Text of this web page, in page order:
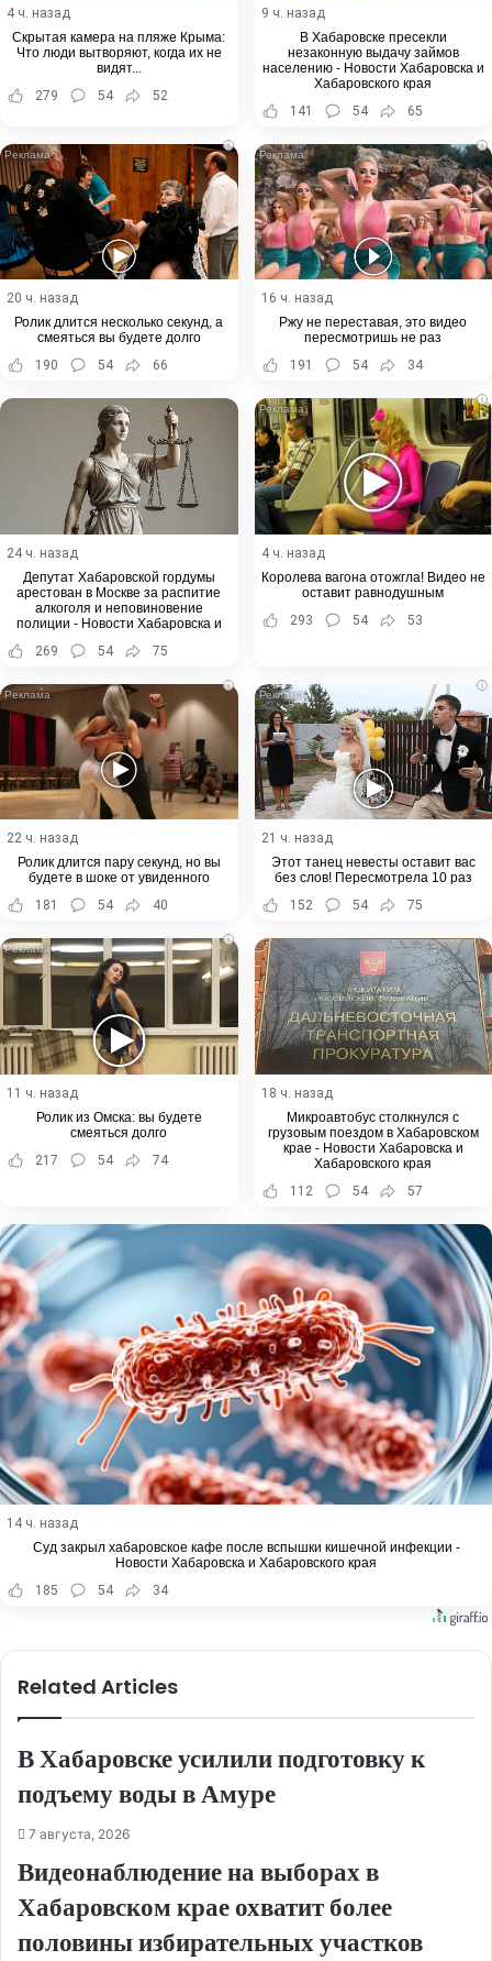
4 ч. назад
Скрытая камера на пляже Крыма:
Что люди вытворяют, когда их не
видят...
279
54 52
9 ч. назад
В Хабаровске пресекли
незаконную выдачу займов
населению - Новости Хабаровска и
Хабаровского края
141
54 65
i
20 ч. назад
Ролик длится несколько секунд, а
смеяться вы будете долго
190
54 66
i
16 ч. назад
Ржу не переставая, это видео
пересмотришь не раз
191
54 34
24 ч. назад
Депутат Хабаровской гордумы
арестован в Москве за распитие
алкоголя и неповиновение
полиции - Новости Хабаровска и
269 54 75
i
4 ч. назад
Королева вагона отожгла! Видео не
оставит равнодушным
293
54 53
i
22 ч. назад
Ролик длится пару секунд, но вы
будете в шоке от увиденного
181
54 40
i
21 ч. назад
Этот танец невесты оставит вас
без слов! Пересмотрела 10 раз
152
54 75
i
11 ч. назад
Ролик из Омска: вы будете
смеяться долго
217
54 74
18 ч. назад
Микроавтобус столкнулся с
грузовым поездом в Хабаровском
крае - Новости Хабаровска и
Хабаровского края
112
54 57
14 ч. назад
Суд закрыл хабаровское кафе после вспышки кишечной инфекции -
Новости Хабаровска и Хабаровского края
185
54 34
Related Articles
В Хабаровске усилили подготовку к
подъему воды в Амуре
7 августа, 2026
Видеонаблюдение на выборах в
Хабаровском крае охватит более
половины избирательных участков